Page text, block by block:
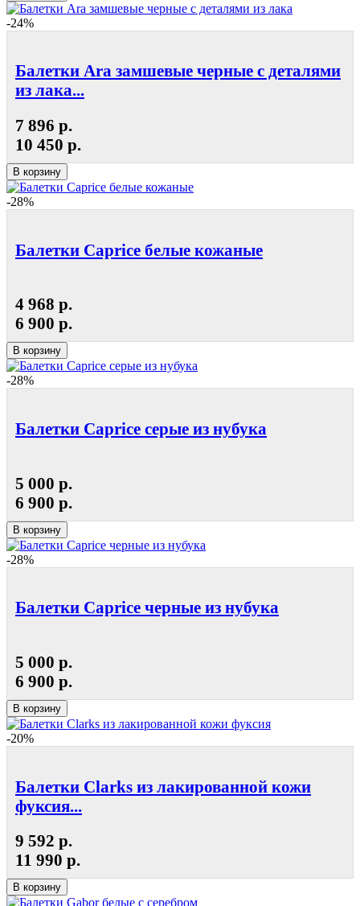
-24%
Балетки Ara замшевые черные с деталями
из лака...
7 896 р.
10 450 р.
В корзину
-28%
Балетки Caprice белые кожаные
4 968 р.
6 900 р.
В корзину
-28%
Балетки Caprice серые из нубука
5 000 р.
6 900 р.
В корзину
-28%
Балетки Caprice черные из нубука
5 000 р.
6 900 р.
В корзину
-20%
Балетки Clarks из лакированной кожи
фуксия...
9 592 р.
11 990 р.
В корзину